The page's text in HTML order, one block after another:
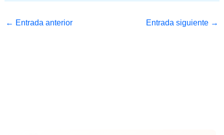
← Entrada anterior Entrada siguiente →